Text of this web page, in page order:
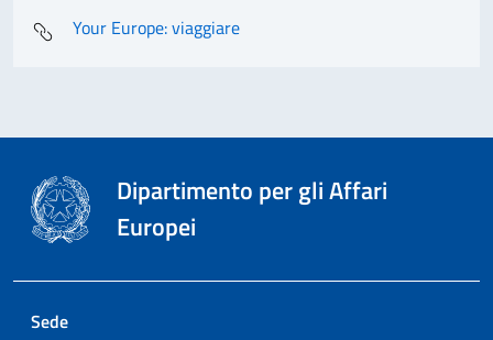
Your Europe: viaggiare
Dipartimento per gli Affari
Europei
Sede